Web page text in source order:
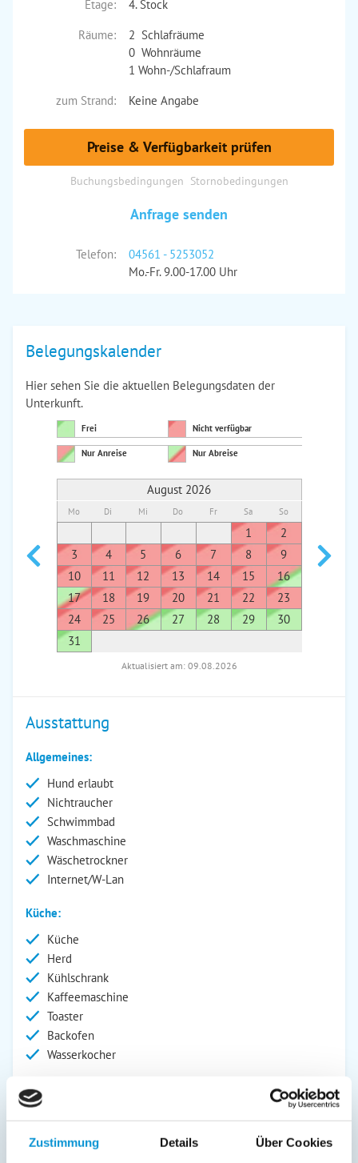
Zustimmung Details Über Cookies
Etage:
4. Stock
Räume:
2 Schlafräume
0 Wohnräume
1 Wohn-/Schlafraum
zum Strand:
Keine Angabe
Preise & Verfügbarkeit prüfen
Buchungsbedingungen Stornobedingungen
Anfrage senden
Telefon:
04561 - 5253052
Mo.-Fr. 9.00-17.00 Uhr
Belegungskalender
Hier sehen Sie die aktuellen Belegungsdaten der
Unterkunft.
Frei Nicht verfügbar
Nur Anreise Nur Abreise
August 2026
Mo Di Mi Do Fr Sa So
1
2
3
4 5 6 7 8
9
10
11 12 13 14 15
16
17
18 19 20 21 22
23
24
25 26 27 28 29
30
31
7
Aktualisiert am: 09.08.2026
Ausstattung
Allgemeines:
Hund erlaubt
Nichtraucher
Schwimmbad
Waschmaschine
Wäschetrockner
Internet/W-Lan
Küche:
Küche
Herd
Kühlschrank
Kaffeemaschine
Toaster
Backofen
Wasserkocher
Wohnbereich:
Radio